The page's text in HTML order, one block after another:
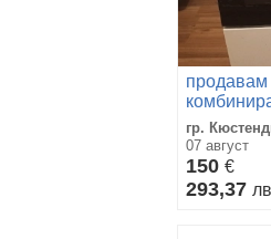
продавам
vestfrost
гр.
07 август
150 €
293,37 лв